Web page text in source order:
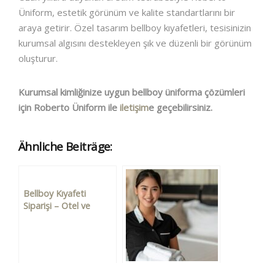
Üniform, estetik görünüm ve kalite standartlarını bir
araya getirir. Özel tasarım bellboy kıyafetleri, tesisinizin
kurumsal algısını destekleyen şık ve düzenli bir görünüm
oluşturur.
Kurumsal kimliğinize uygun bellboy üniforma çözümleri
için Roberto Üniform ile iletişime geçebilirsiniz.
Ähnliche Beiträge:
Bellboy Kıyafeti
Siparişi – Otel ve